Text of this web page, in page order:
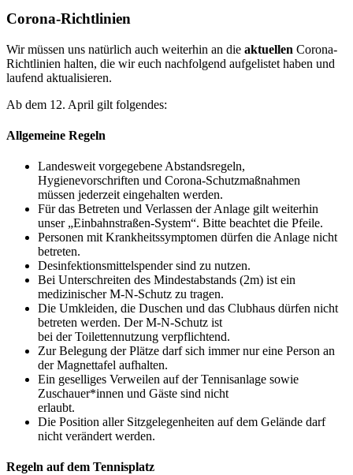
Corona-Richtlinien
Wir müssen uns natürlich auch weiterhin an die aktuellen Corona-
Richtlinien halten, die wir euch nachfolgend aufgelistet haben und
laufend aktualisieren.
Ab dem 12. April gilt folgendes:
Allgemeine Regeln
Landesweit vorgegebene Abstandsregeln,
Hygienevorschriften und Corona-Schutzmaßnahmen
müssen jederzeit eingehalten werden.
Für das Betreten und Verlassen der Anlage gilt weiterhin
unser „Einbahnstraßen-System“. Bitte beachtet die Pfeile.
Personen mit Krankheitssymptomen dürfen die Anlage nicht
betreten.
Desinfektionsmittelspender sind zu nutzen.
Bei Unterschreiten des Mindestabstands (2m) ist ein
medizinischer M-N-Schutz zu tragen.
Die Umkleiden, die Duschen und das Clubhaus dürfen nicht
betreten werden. Der M-N-Schutz ist
bei der Toilettennutzung verpflichtend.
Zur Belegung der Plätze darf sich immer nur eine Person an
der Magnettafel aufhalten.
Ein geselliges Verweilen auf der Tennisanlage sowie
Zuschauer*innen und Gäste sind nicht
erlaubt.
Die Position aller Sitzgelegenheiten auf dem Gelände darf
nicht verändert werden.
Regeln auf dem Tennisplatz